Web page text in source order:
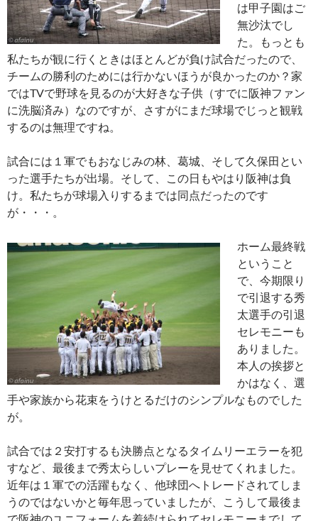
は甲子園はご
無沙汰でし
た。もっとも
私たちが観に行くときはほとんどが負け試合だったので、
チームの勝利のためには行かないほうが良かったのか？家
ではTVで野球を見るのが大好きな子供（すでに阪神ファン
に洗脳済み）なのですが、さすがにまだ球場でじっと観戦
するのは無理ですね。
試合には１軍でもおなじみの林、葛城、そして久保田とい
った選手たちが出場。そして、この日もやはり阪神は負
け。私たちが球場入りするまでは同点だったのです
が・・・。
ホーム最終戦
ということ
で、今期限り
で引退する秀
太選手の引退
セレモニーも
ありました。
本人の挨拶と
かはなく、選
手や家族から花束をうけとるだけのシンプルなものでした
が。
試合では２安打するも決勝点となるタイムリーエラーを犯
すなど、最後まで秀太らしいプレーを見せてくれました。
近年は１軍での活躍もなく、他球団へトレードされてしま
うのではないかと毎年思っていましたが、こうして最後ま